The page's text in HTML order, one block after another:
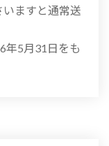
ますと通常送
5月31日をも